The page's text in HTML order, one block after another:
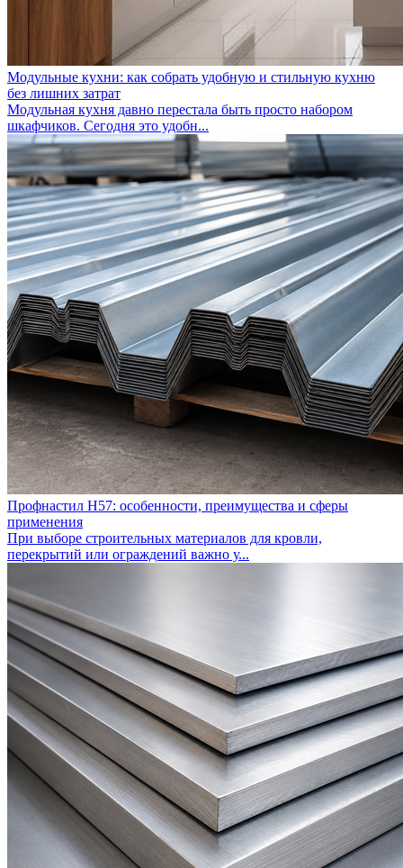
Модульные кухни: как собрать удобную и стильную кухню
без лишних затрат
Модульная кухня давно перестала быть просто набором
шкафчиков. Сегодня это удобн...
Профнастил Н57: особенности, преимущества и сферы
применения
При выборе строительных материалов для кровли,
перекрытий или ограждений важно у...